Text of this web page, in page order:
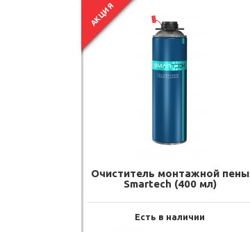
АКЦИЯ
Очиститель монтажной пены
Smartech (400 мл)
Есть в наличии